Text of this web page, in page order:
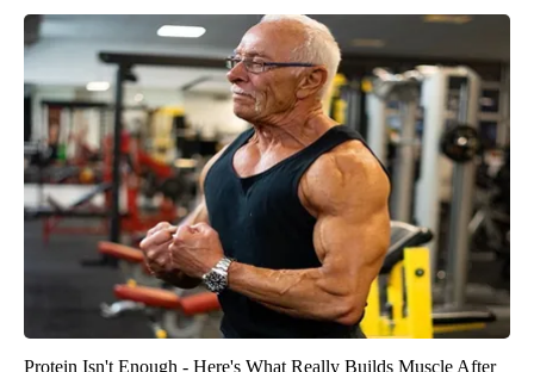
Protein Isn't Enough - Here's What Really Builds Muscle After